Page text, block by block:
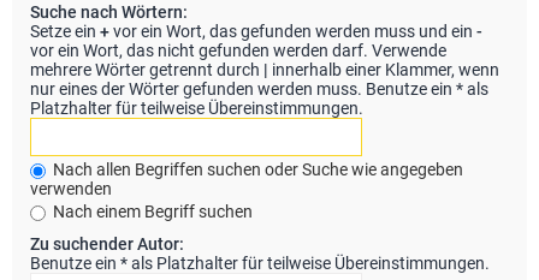
Suche nach Wörtern:
Setze ein +vor ein Wort, das gefunden werden muss und ein -
vor ein Wort, das nicht gefunden werden darf. Verwende
mehrere Wörter getrennt durch | innerhalb einer Klammer, wenn
nur eines der Wörter gefunden werden muss. Benutze ein * als
Platzhalter für teilweise Übereinstimmungen.
Nach allen Begriffen suchen oder Suche wie angegeben
verwenden
Nach einem Begriff suchen
Zu suchender Autor:
Benutze ein * als Platzhalter für teilweise Übereinstimmungen.